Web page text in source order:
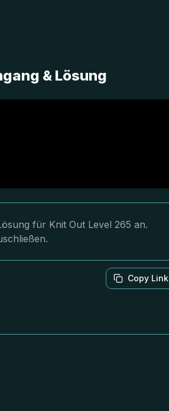
& Lösung
für Knit Out Level 265 an.
Copy Link